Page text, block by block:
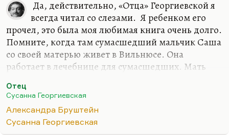
искусство совершенно бесполезно»– это все-таки
через край, это он хватанул. Я бы сказал:…
Да, действительно, «Отца» Георгиевской я
всегда читал со слезами. Я ребенком его
прочел, это была моя любимая книга очень долго.
Помните, когда там сумасшедший мальчик Саша
со своей матерью живет в Вильнюсе. Она
работает в лечебнице для сумасшедших. Мать
потому что боится, мало ли чего. Хотя это тихие
сумасшедшие. И вот он увидел старуху
одинокую, которая там сидела на лавочке. Он
взял ее и сказал: «Пойдем под дубы». И она
Отец
Сусанна Георгиевская
Александра Бруштейн
Сусанна Георгиевская